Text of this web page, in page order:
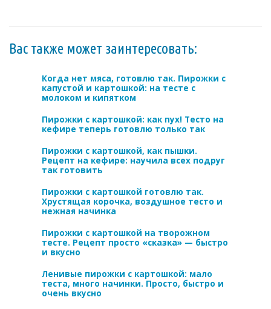
Вас также может заинтересовать:
Когда нет мяса, готовлю так. Пирожки с
капустой и картошкой: на тесте с
молоком и кипятком
Пирожки с картошкой: как пух! Тесто на
кефире теперь готовлю только так
Пирожки с картошкой, как пышки.
Рецепт на кефире: научила всех подруг
так готовить
Пирожки с картошкой готовлю так.
Хрустящая корочка, воздушное тесто и
нежная начинка
Пирожки с картошкой на творожном
тесте. Рецепт просто «сказка» — быстро
и вкусно
Ленивые пирожки с картошкой: мало
теста, много начинки. Просто, быстро и
очень вкусно